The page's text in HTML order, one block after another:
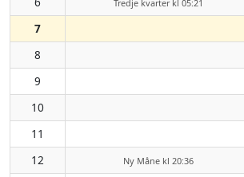
Tredje kvarter kl 05:21
7
8
9
10
11
12 Ny Måne kl 20:36